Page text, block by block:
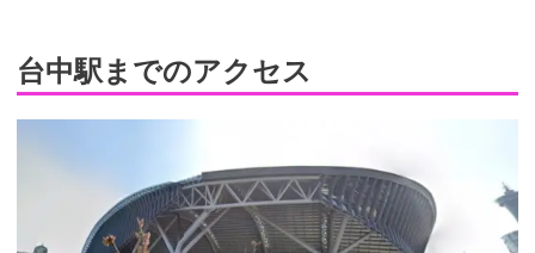
台中駅までのアクセス